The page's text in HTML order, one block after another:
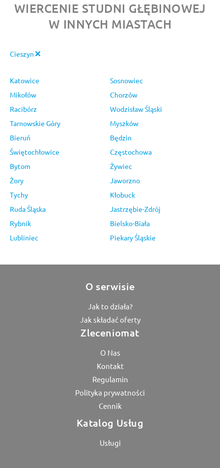
WIERCENIE STUDNI GŁĘBINOWEJ
W INNYCH MIASTACH
Cieszyn
Katowice
Sosnowiec
Mikołów
Chorzów
Racibórz
Wodzisław Śląski
Tarnowskie Góry
Myszków
Bieruń
Będzin
Świętochłowice
Częstochowa
Bytom
Żywiec
Żory
Jaworzno
Tychy
Kłobuck
Ruda Śląska
Jastrzębie-Zdrój
Rybnik
Bielsko-Biała
Lubliniec
Piekary Śląskie
O serwisie
Jak to działa?
Jak składać oferty
Zleceniomat
O Nas
Kontakt
Regulamin
Polityka prywatności
Cennik
Katalog Usług
Usługi